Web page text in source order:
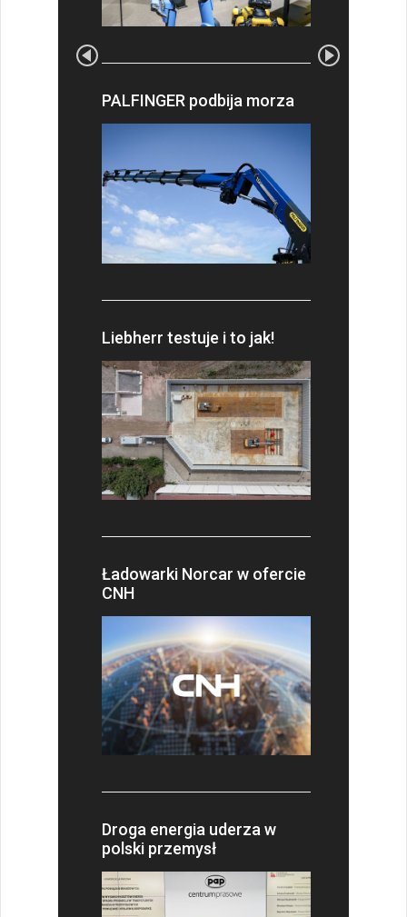
PALFINGER podbija morza
Liebherr testuje i to jak!
Ładowarki Norcar w ofercie
CNH
Droga energia uderza w
polski przemysł